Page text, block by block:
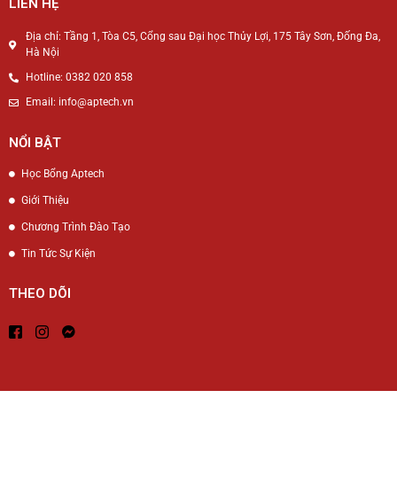
LIÊN HỆ
Địa chỉ: Tầng 1, Tòa C5, Cổng sau Đại học Thủy Lợi, 175 Tây Sơn, Đống Đa,
Hà Nội
Hotline: 0382 020 858
Email: info@aptech.vn
NỔI BẬT
Học Bổng Aptech
Giới Thiệu
Chương Trình Đào Tạo
Tin Tức Sự Kiện
THEO DÕI